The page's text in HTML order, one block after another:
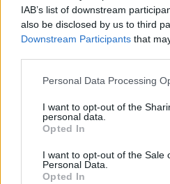
IAB’s list of downstream
also be disclosed by us to third
Downstream Participants that
Personal Data Processing
I want to opt-out of the
personal data.
Opted In
I want to opt-out of the Sale
Personal Data.
Opted In
¿Apoyar a Noa Noa?
40 0